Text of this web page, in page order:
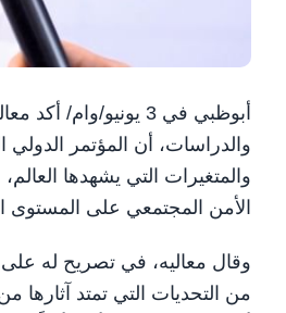
أبوظبي في 3 يونيو/
والمتغيرات التي يشهدها
الأمن المجتمعي على المستوى
من التحديات التي تمتد